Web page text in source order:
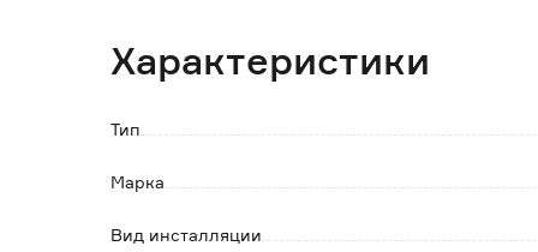
Межосевое расстояние между крепежными
Бесшовный полиэтиленовый бачок с
Подключение к водоснабжению
литров.
Характеристики
Тип
Марка
Вид инсталляции